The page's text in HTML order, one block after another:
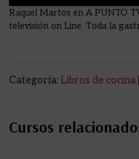
Raquel Martos en A PUNTO
televisión on Line. Toda la
Categoría: Libros de cocina
Cursos